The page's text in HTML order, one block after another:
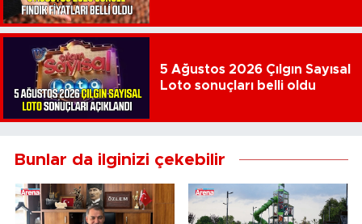
5 Ağustos 2026 Çılgın Sayısal
Loto sonuçları belli oldu
Bunlar da ilginizi çekebilir